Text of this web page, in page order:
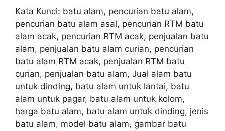
Kata Kunci: batu alam, pencurian batu alam,
pencurian batu alam asal, pencurian RTM batu
alam acak, pencurian RTM acak, penjualan batu
alam, penjualan batu alam curian, pencurian
batu alam RTM acak, penjualan RTM batu
curian, penjualan batu alam, Jual alam batu
untuk dinding, batu alam untuk lantai, batu
alam untuk pagar, batu alam untuk kolom,
harga batu alam, batu alam untuk dinding, jenis
batu alam, model batu alam, gambar batu